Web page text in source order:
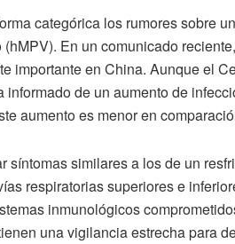
categórica los rumores sobre
En un comunicado
importante en China. Aunque el
informado de un aumento de
aumento es menor en
síntomas similares a los de un
respiratorias superiores e
inmunológicos
una vigilancia estrecha para